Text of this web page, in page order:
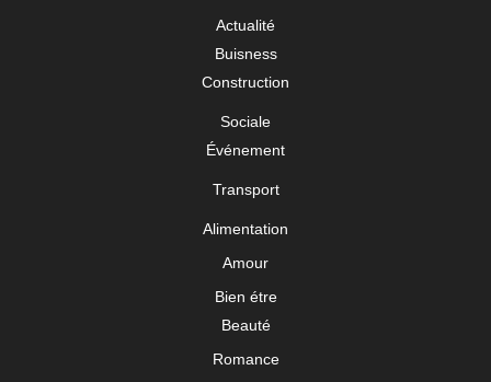
Actualité
Buisness
Construction
Sociale
Événement
Transport
Alimentation
Amour
Bien étre
Beauté
Romance